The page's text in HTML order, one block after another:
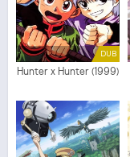
DUB
Hunter x Hunter (1999)